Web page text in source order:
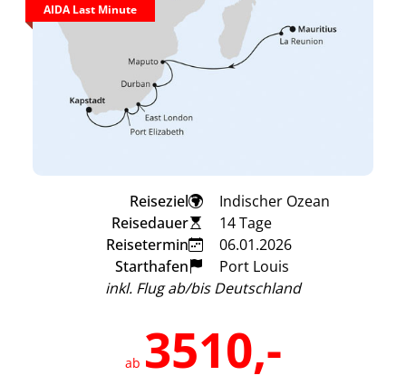
AIDA Last Minute
Reiseziel
Indischer Ozean
Reisedauer
14 Tage
Reisetermin
06.01.2026
Starthafen
Port Louis
inkl. Flug ab/bis Deutschland
ab 3510,-